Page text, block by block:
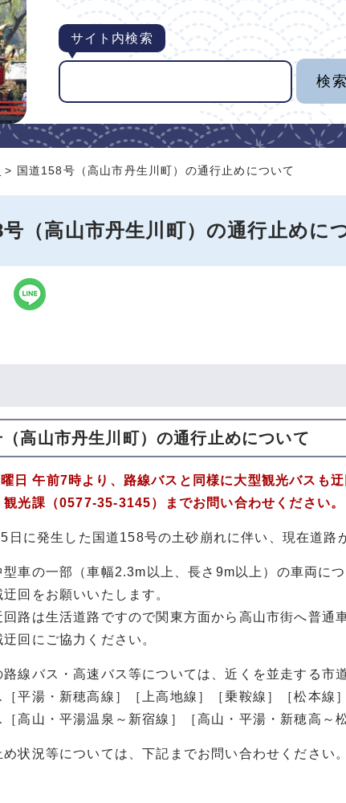
サイト内検索
> 国道158号（高山市丹生川町）の通行止めについて
号（高山市丹生川町）の通行止めに
（高山市丹生川町）の通行止めについて
日 午前7時より、路線バスと同様に大型観光バスも
光課（0577-35-3145）までお問い合わせください。
日に発生した国道158号の土砂崩れに伴い、現在道路
型車の一部（車幅2.3m以上、長さ9m以上）の車両に
迂回をお願いいたします。
回路は生活道路ですので関東方面から高山市街へ普
回にご協力ください。
路線バス・高速バス等については、近くを並走する市
平湯・新穂高線］［上高地線］［乗鞍線］［松本線
高山・平湯温泉～新宿線］［高山・平湯・新穂高～
め状況等については、下記までお問い合わせください